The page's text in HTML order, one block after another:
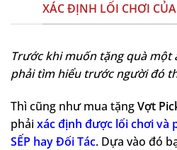
XÁC ĐỊNH LỐI CHƠI
Trước khi muốn tặng quà một
phải tìm hiểu trước người đó
Thì cũng như mua tặngVợt
phải xác định được lối chơi và
SẾP hay Đối Tác. Dựa vào đó